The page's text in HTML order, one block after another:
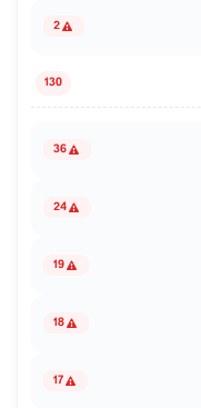
2
130
36
24
19
18
17